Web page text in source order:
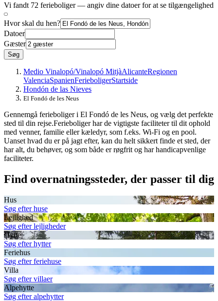
Vi fandt 72 ferieboliger — angiv dine datoer for at se tilgængelighed
Hvor skal du hen?
Datoer
Gæster
Søg
Medio Vinalopó/Vinalopó MitjàAlicanteRegionen
ValenciaSpanienFerieboligerStartside
Hondón de las Nieves
El Fondó de les Neus
Gennemgå ferieboliger i El Fondó de les Neus, og vælg det perfekte
sted til din rejse.Ferieboliger har de vigtigste faciliteter til dit ophold
med venner, familie eller kæledyr, som f.eks. Wi-Fi og en pool.
Uanset hvad du er på jagt efter, kan du helt sikkert finde et sted, der
har alt, du behøver, og som både er røgfrit og har handicapvenlige
faciliteter.
Find overnatningssteder, der passer til dig
Hus
Søg efter huse
Lejlighed
Søg efter lejligheder
Hytte
Søg efter hytter
Feriehus
Søg efter feriehuse
Villa
Søg efter villaer
Alpehytte
Søg efter alpehytter